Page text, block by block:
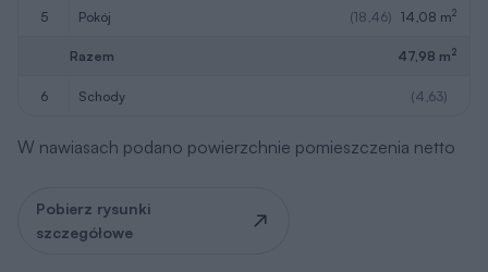
5 pokój (18,46) 14,08 m2
Razem 47,98 m2
6 schody (4,63)
W nawiasach podano powierzchnie pomieszczenia netto
Pobierz rysunki
szczegółowe